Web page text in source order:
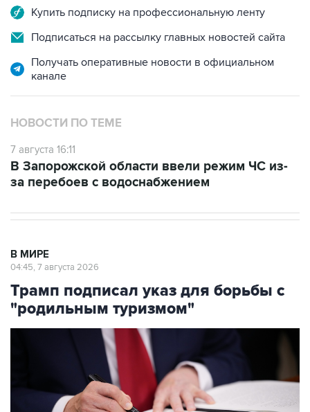
Подписаться на рассылку главных новостей сайта
Получать оперативные новости в официальном
канале
НОВОСТИ ПО ТЕМЕ
7 августа 16:11
за перебоев с водоснабжением
Трамп подписал указ для борьбы с
"родильным туризмом"